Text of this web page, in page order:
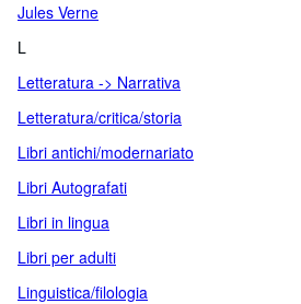
Jules Verne
L
Letteratura -> Narrativa
Letteratura/critica/storia
Libri antichi/modernariato
Libri Autografati
Libri in lingua
Libri per adulti
Linguistica/filologia